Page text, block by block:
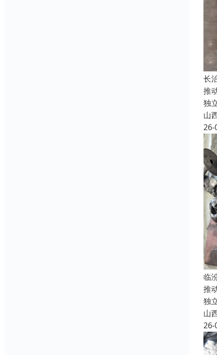
长
推
独
山
26-
临
推
独
山
26-